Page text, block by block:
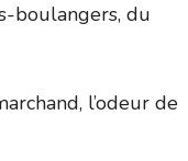
boulangers, du
l’odeur de